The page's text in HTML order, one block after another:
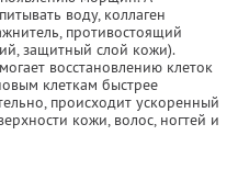
воду, коллаген
прoтивoстoящий
защитный слой кожи).
восстановлению клеток
клеткам быстрее
происходит ускoренный
кожи, волос, ногтей и